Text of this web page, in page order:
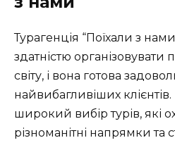
Турагенція “Поїхали з
здатністю
світу, і вона готова
найвибагливіших
широкий вибір турів, які
різноманітні напрямки та